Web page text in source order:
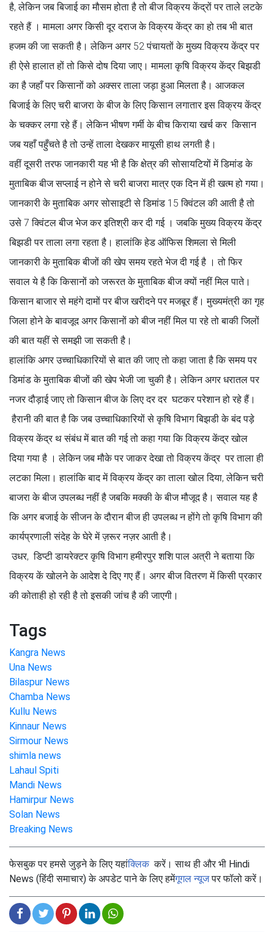
है, लेकिन जब बिजाई का मौसम होता है तो बीज विक्रय केंद्रों पर ताले लटके
रहते हैं । मामला अगर किसी दूर दराज के विक्रय केंद्र का हो तब भी बात
हजम की जा सकती है। लेकिन अगर 52 पंचायतों के मुख्य विक्रय केंद्र पर
ही ऐसे हालात हों तो किसे दोष दिया जाए। मामला कृषि विक्रय केंद्र बिझडी
का है जहाँ पर किसानों को अक्सर ताला जड़ा हुआ मिलता है। आजकल
बिजाई के लिए चरी बाजरा के बीज के लिए किसान लगातार इस विक्रय केंद्र
के चक्कर लगा रहे हैं। लेकिन भीषण गर्मी के बीच किराया खर्च कर किसान
जब यहाँ पहुँचते है तो उन्हें ताला देखकर मायूसी हाथ लगती है।
वहीं दूसरी तरफ जानकारी यह भी है कि क्षेत्र की सोसायटियों में डिमांड के
मुताबिक बीज सप्लाई न होने से चरी बाजरा मात्र एक दिन में ही खत्म हो गया।
जानकारी के मुताबिक अगर सोसाइटी से डिमांड 15 क्विंटल की आती है तो
उसे 7 क्विंटल बीज भेज कर इतिश्री कर दी गई । जबकि मुख्य विक्रय केंद्र
बिझडी पर ताला लगा रहता है। हालांकि हेड ऑफिस शिमला से मिली
जानकारी के मुताबिक बीजों की खेप समय रहते भेज दी गई है । तो फिर
सवाल ये है कि किसानों को जरूरत के मुताबिक बीज क्यों नहीं मिल पाते।
किसान बाजार से महंगे दामों पर बीज खरीदने पर मजबूर हैं। मुख्यमंत्री का गृह
जिला होने के बावजूद अगर किसानों को बीज नहीं मिल पा रहे तो बाकी जिलों
की बात यहीं से समझी जा सकती है।
हालांकि अगर उच्चाधिकारियों से बात की जाए तो कहा जाता है कि समय पर
डिमांड के मुताबिक बीजों की खेप भेजी जा चुकी है। लेकिन अगर धरातल पर
नजर दौड़ाई जाए तो किसान बीज के लिए दर दर घटकर परेशान हो रहे हैं।
हैरानी की बात है कि जब उच्चाधिकारियों से कृषि विभाग बिझडी के बंद पड़े
विक्रय केंद्र थ संबंध में बात की गई तो कहा गया कि विक्रय केंद्र खोल
दिया गया है । लेकिन जब मौके पर जाकर देखा तो विक्रय केंद्र पर ताला ही
लटका मिला। हालांकि बाद में विक्रय केंद्र का ताला खोल दिया, लेकिन चरी
बाजरा के बीज उपलब्ध नहीं है जबकि मक्की के बीज मौजूद है। सवाल यह है
कि अगर बजाई के सीजन के दौरान बीज ही उपलब्ध न होंगे तो कृषि विभाग की
कार्यप्रणाली संदेह के घेरे में ज़रूर नज़र आती है।
उधर, डिप्टी डायरेक्टर कृषि विभाग हमीरपुर शशि पाल अत्री ने बताया कि
विक्रय कें खोलने के आदेश दे दिए गए हैं। अगर बीज वितरण में किसी प्रकार
की कोताही हो रही है तो इसकी जांच है की जाएगी।
Tags
Kangra News
Una News
Bilaspur News
Chamba News
Kullu News
Kinnaur News
Sirmour News
shimla news
Lahaul Spiti
Mandi News
Hamirpur News
Solan News
Breaking News
फेसबुक पर हमसे जुड़ने के लिए यहांक्लिककरें। साथ ही और भी Hindi
News (हिंदी समाचार) के अपडेट पाने के लिए हमेंगूगल न्यूजपर फॉलो करें।